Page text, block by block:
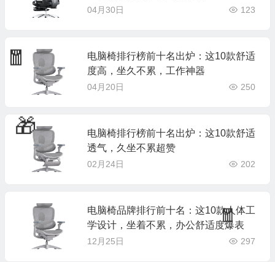
04月30日 123
电脑椅排行榜前十名出炉：这10款舒适
度高，坐久不累，工作神器
04月20日 250
电脑椅排行榜前十名出炉：这10款舒适
透气，久坐不累超赞
02月24日 202
电脑椅品牌排行前十名：这10款人体工
学设计，坐着不累，办公舒适度爆表
12月25日 297
🎁
🧧